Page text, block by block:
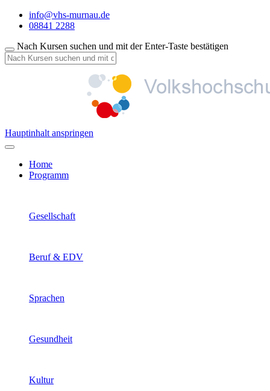
info@vhs-murnau.de
08841 2288
Nach Kursen suchen und mit der Enter-Taste bestätigen
Hauptinhalt anspringen
Home
Programm
Gesellschaft
Beruf & EDV
Sprachen
Gesundheit
Kultur